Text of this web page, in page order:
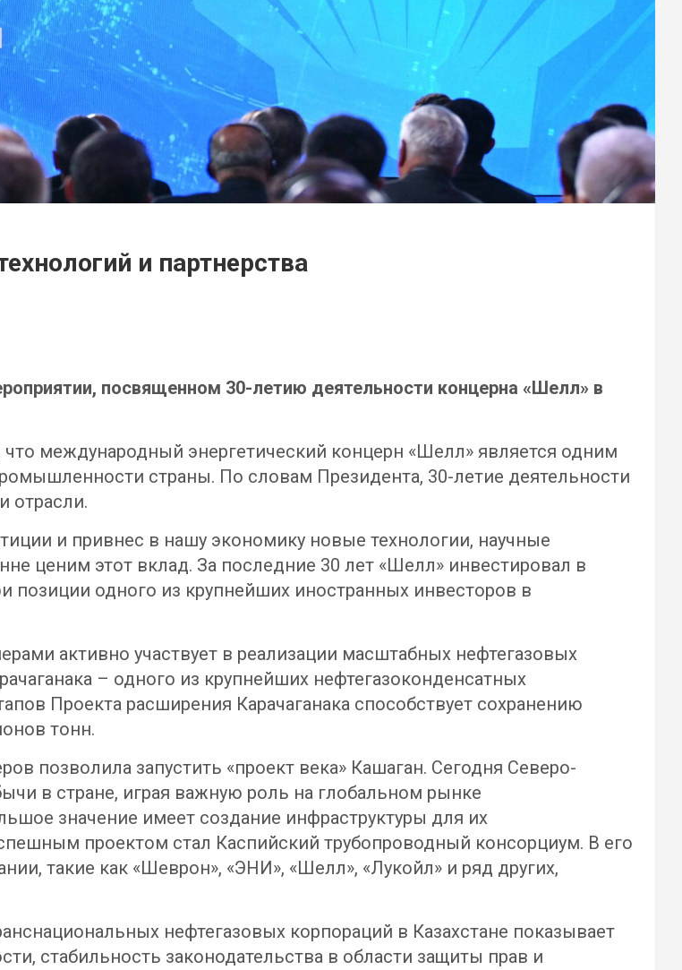
и партнерства
посвященном 30-летию деятельности концерна «Шелл» в
международный энергетический концерн «Шелл» является одним
страны. По словам Президента, 30-летие деятельности
отрасли.
и привнес в нашу экономику новые технологии, научные
ценим этот вклад. За последние 30 лет «Шелл» инвестировал в
позиции одного из крупнейших иностранных инвесторов в
активно участвует в реализации масштабных нефтегазовых
– одного из крупнейших нефтегазоконденсатных
Проекта расширения Карачаганака способствует сохранению
тонн.
позволила запустить «проект века» Кашаган. Сегодня Северо-
в стране, играя важную роль на глобальном рынке
значение имеет создание инфраструктуры для их
проектом стал Каспийский трубопроводный консорциум. В его
такие как «Шеврон», «ЭНИ», «Шелл», «Лукойл» и ряд других,
нефтегазовых корпораций в Казахстане показывает
стабильность законодательства в области защиты прав и